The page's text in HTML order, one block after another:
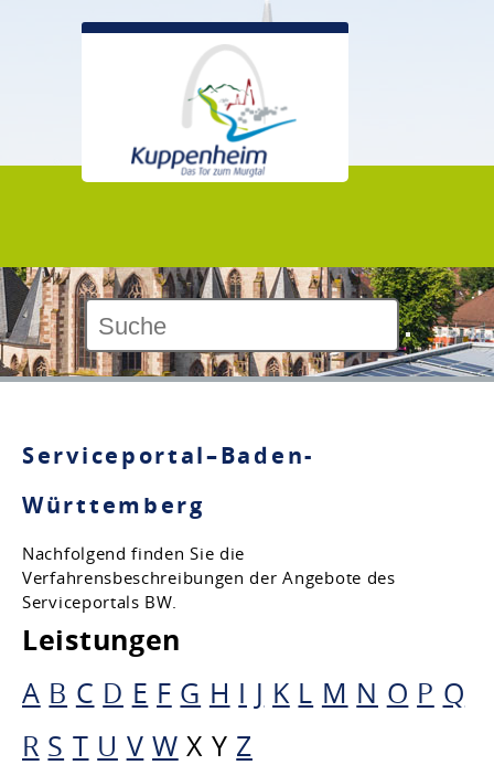
Serviceportal–Baden-
Württemberg
Nachfolgend finden Sie die
Verfahrensbeschreibungen der Angebote des
Serviceportals BW.
Leistungen
A B C D E F G H I J K L M N O P Q
R S T U V W X Y Z